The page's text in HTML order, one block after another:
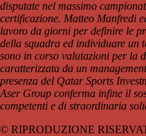
disputate nel massimo
certificazione. Matteo Manfredi
lavoro da giorni per definire le
della squadra ed individuare un
sono in corso valutazioni per la
caratterizzata da un
presenza del Qatar Sports
Aser Group conferma infine il
competenti e di straordinaria
© RIPRODUZIONE